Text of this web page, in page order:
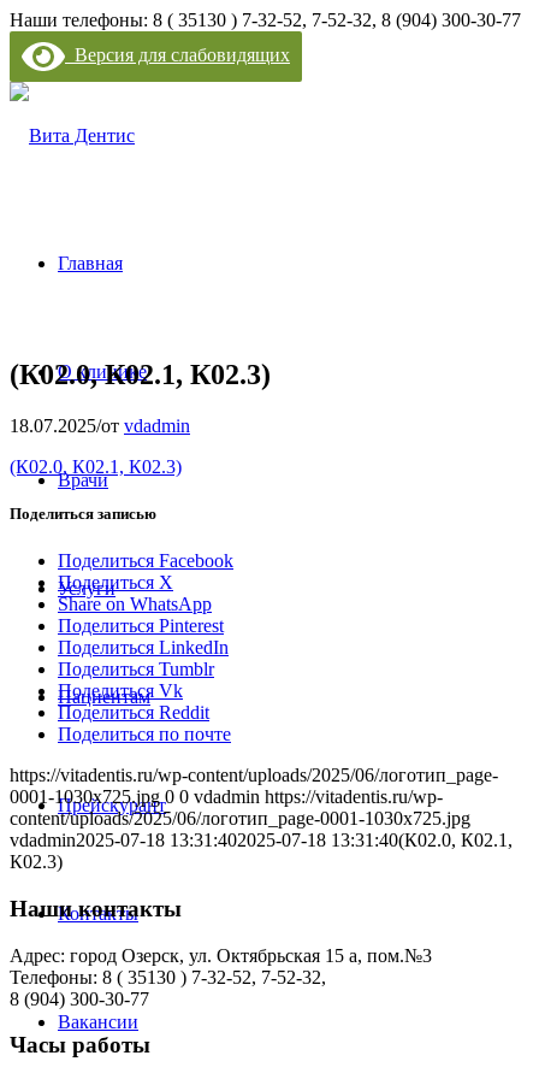
Наши телефоны: 8 ( 35130 ) 7-32-52, 7-52-32, 8 (904) 300-30-77
Версия для слабовидящих
Главная
О клинике
Врачи
Услуги
Пациентам
Прейскурант
Контакты
Вакансии
(К02.0, К02.1, К02.3)
18.07.2025/от vdadmin
(К02.0, К02.1, К02.3)
Поделиться записью
Поделиться Facebook
Поделиться X
Share on WhatsApp
Поделиться Pinterest
Поделиться LinkedIn
Поделиться Tumblr
Поделиться Vk
Поделиться Reddit
Поделиться по почте
https://vitadentis.ru/wp-content/uploads/2025/06/логотип_page-
0001-1030x725.jpg 0 0 vdadmin https://vitadentis.ru/wp-
content/uploads/2025/06/логотип_page-0001-1030x725.jpg
vdadmin2025-07-18 13:31:402025-07-18 13:31:40(К02.0, К02.1,
К02.3)
Наши контакты
Адрес: город Озерск, ул. Октябрьская 15 а, пом.№3
Телефоны: 8 ( 35130 ) 7-32-52, 7-52-32,
8 (904) 300-30-77
Часы работы